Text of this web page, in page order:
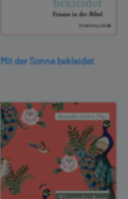
Mit der Sonne bekleidet